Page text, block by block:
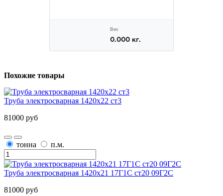
Похожие товары
Труба электросварная 1420х22 ст3
81000 руб
тонна п.м.
Труба электросварная 1420х21 17Г1С ст20 09Г2С
81000 руб